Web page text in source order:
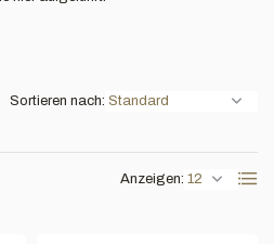
Anzeigen:
Sortieren nach: